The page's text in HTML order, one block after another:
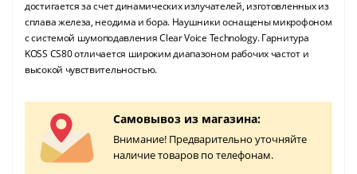
достигается за счет динамических излучателей, изготовленных из
сплава железа, неодима и бора. Наушники оснащены микрофоном
с системой шумоподавления Clear Voice Technology. Гарнитура
KOSS CS80 отличается широким диапазоном рабочих частот и
высокой чувствительностью.
Самовывоз из магазина:
Внимание! Предварительно уточняйте
наличие товаров по телефонам.